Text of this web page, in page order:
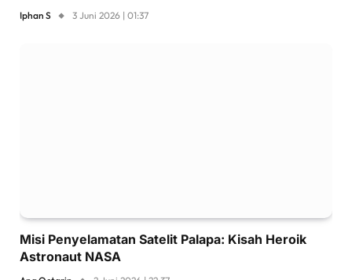
Iphan S 3 Juni 2026 | 01:37
Misi Penyelamatan Satelit Palapa: Kisah Heroik
Astronaut NASA